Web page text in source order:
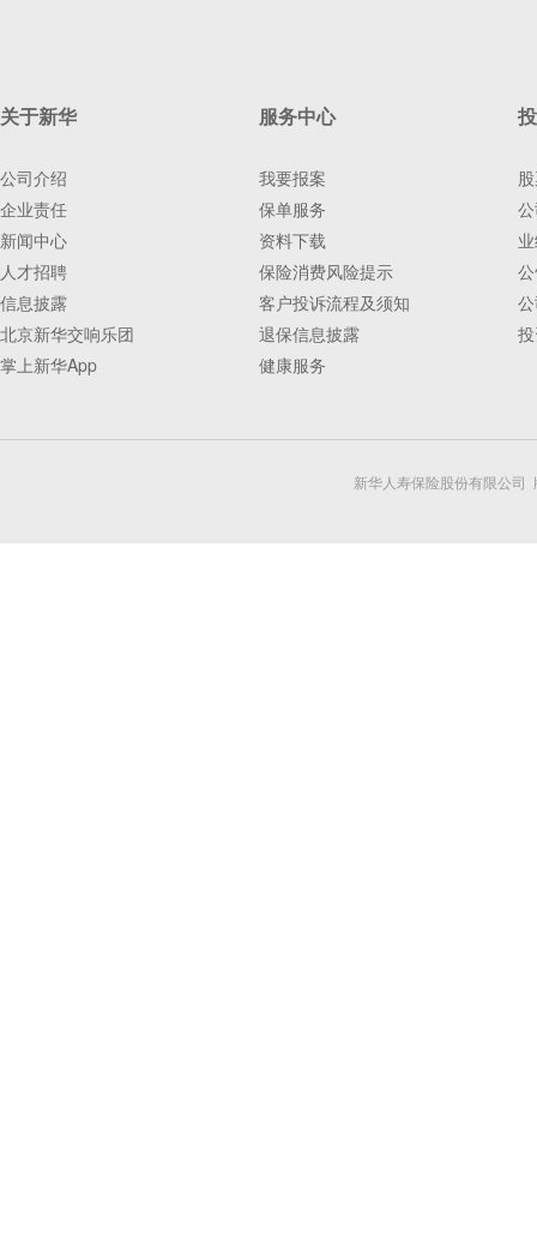
关于新华
公司介绍
企业责任
新闻中心
人才招聘
信息披露
北京新华交响乐团
掌上新华App
服务中心
我要报案
保单服务
资料下载
保险消费风险提示
客户投诉流程及须知
退保信息披露
健康服务
新华人寿保险股份有限公